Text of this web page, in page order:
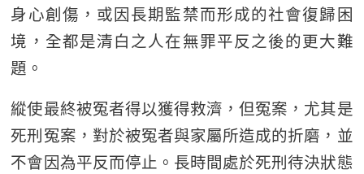
身心創傷，或因長期監禁而形成的社會復歸困
境，全都是清白之人在無罪平反之後的更大難
題。
縱使最終被冤者得以獲得救濟，但冤案，尤其是
死刑冤案，對於被冤者與家屬所造成的折磨，並
不會因為平反而停止。長時間處於死刑待決狀態